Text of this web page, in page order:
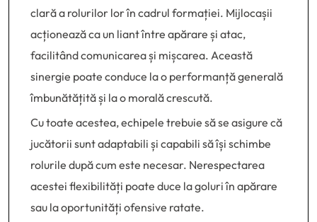
clară a rolurilor lor în cadrul formației. Mijlocașii
acționează ca un liant între apărare și atac,
facilitând comunicarea și mișcarea. Această
sinergie poate conduce la o performanță generală
îmbunătățită și la o morală crescută.
Cu toate acestea, echipele trebuie să se asigure că
jucătorii sunt adaptabili și capabili să își schimbe
rolurile după cum este necesar. Nerespectarea
acestei flexibilități poate duce la goluri în apărare
sau la oportunități ofensive ratate.